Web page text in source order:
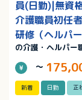
員(日勤)|無資
介護職員初任
研修（ヘルパ
の介護・ヘルパー
～
新着 日勤 正